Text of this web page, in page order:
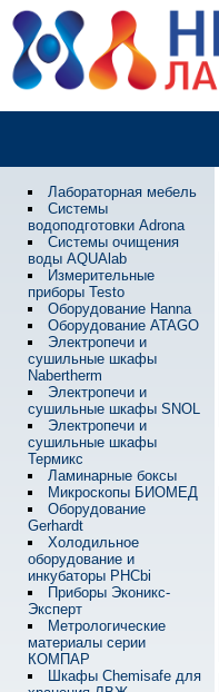
Лабораторная мебель
Системы
водоподготовки Adrona
Системы очищения
воды AQUAlab
Измерительные
приборы Testo
Оборудование Hanna
Оборудование ATAGO
Электропечи и
сушильные шкафы
Nabertherm
Электропечи и
сушильные шкафы SNOL
Электропечи и
сушильные шкафы
Термикс
Ламинарные боксы
Микроскопы БИОМЕД
Оборудование
Gerhardt
Холодильное
оборудование и
инкубаторы PHCbi
Приборы Эконикс-
Эксперт
Метрологические
материалы серии
КОМПАР
Шкафы Chemisafe для